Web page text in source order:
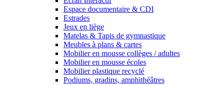
Espace documentaire & CDI
Estrades
Jeux en liège
Matelas & Tapis de gymnastique
Meubles à plans & cartes
Mobilier en mousse collèges / adultes
Mobilier en mousse écoles
Mobilier plastique recyclé
Podiums, gradins, amphithéâtres